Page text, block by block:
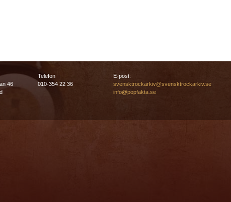
46
Telefon
010-354 22 36
E-post:
svensktrockarkiv@svensktrockarkiv.se
info@popfakta.se